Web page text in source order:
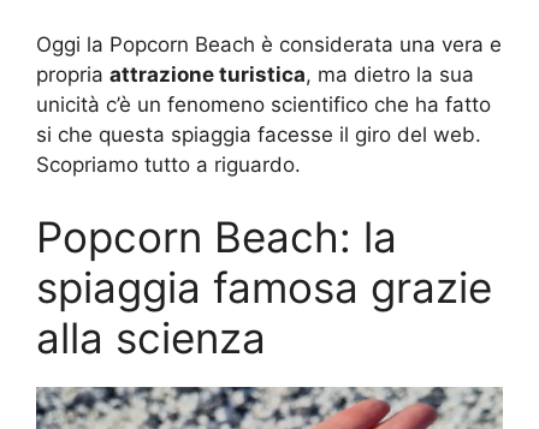
Oggi la Popcorn Beach è considerata una vera e
propria attrazione turistica, ma dietro la sua
unicità c’è un fenomeno scientifico che ha fatto
si che questa spiaggia facesse il giro del web.
Scopriamo tutto a riguardo.
Popcorn Beach: la
spiaggia famosa grazie
alla scienza